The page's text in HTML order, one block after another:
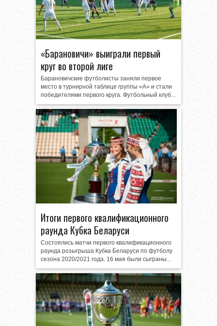
«Барановичи» выиграли первый
круг во второй лиге
Барановичские футболисты заняли первое
место в турнирной таблице группы «А» и стали
победителями первого круга. Футбольный клуб...
Итоги первого квалификационного
раунда Кубка Беларуси
Состоялись матчи первого квалификационного
раунда розыгрыша Кубка Беларуси по футболу
сезона 2020/2021 года. 16 мая были сыграны...